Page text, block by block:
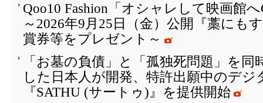
Qoo10 Fashion「オシャレして映画館
～2026年9月25日（金）公開『藁にも
賞券等をプレゼント～
「お墓の負債」と「孤独死問題」を
した日本人が開発、特許出願中のデジ
『SATHU (サートゥ)』を提供開始